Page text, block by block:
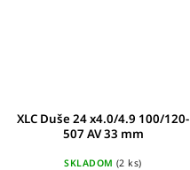
XLC Duše 24 x4.0/4.9 100/120-
507 AV 33 mm
SKLADOM (2 ks)